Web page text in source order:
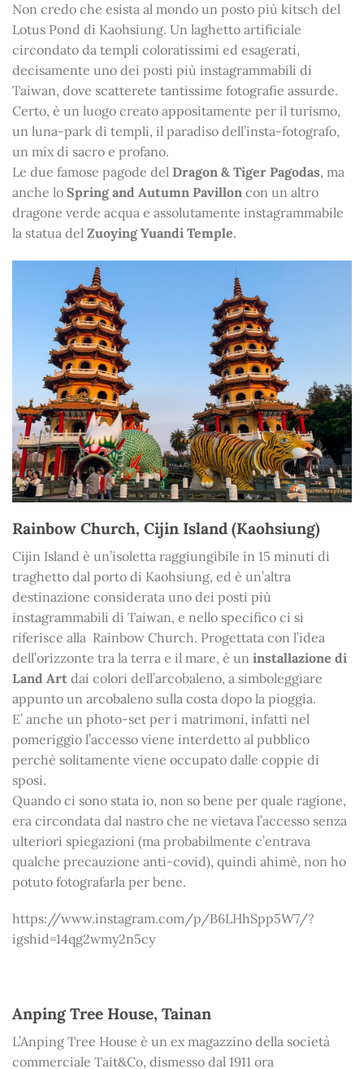
Non credo che esista al mondo un posto più kitsch del
Lotus Pond di Kaohsiung. Un laghetto artificiale
circondato da templi coloratissimi ed esagerati,
decisamente uno dei posti più instagrammabili di
Taiwan, dove scatterete tantissime fotografie assurde.
Certo, è un luogo creato appositamente per il turismo,
un luna-park di templi, il paradiso dell’insta-fotografo,
un mix di sacro e profano.
Le due famose pagode del Dragon & Tiger Pagodas, ma
anche lo Spring and Autumn Pavillon con un altro
dragone verde acqua e assolutamente instagrammabile
la statua del Zuoying Yuandi Temple.
Rainbow Church, Cijin Island (Kaohsiung)
Cijin Island è un’isoletta raggiungibile in 15 minuti di
traghetto dal porto di Kaohsiung, ed è un’altra
destinazione considerata uno dei posti più
instagrammabili di Taiwan, e nello specifico ci si
riferisce alla Rainbow Church. Progettata con l’idea
dell’orizzonte tra la terra e il mare, è un installazione di
Land Art dai colori dell’arcobaleno, a simboleggiare
appunto un arcobaleno sulla costa dopo la pioggia.
E’ anche un photo-set per i matrimoni, infatti nel
pomeriggio l’accesso viene interdetto al pubblico
perchè solitamente viene occupato dalle coppie di
sposi.
Quando ci sono stata io, non so bene per quale ragione,
era circondata dal nastro che ne vietava l’accesso senza
ulteriori spiegazioni (ma probabilmente c’entrava
qualche precauzione anti-covid), quindi ahimè, non ho
potuto fotografarla per bene.
https://www.instagram.com/p/B6LHhSpp5W7/?
igshid=14qg2wmy2n5cy
Anping Tree House, Tainan
L’Anping Tree House è un ex magazzino della società
commerciale Tait&Co, dismesso dal 1911 ora